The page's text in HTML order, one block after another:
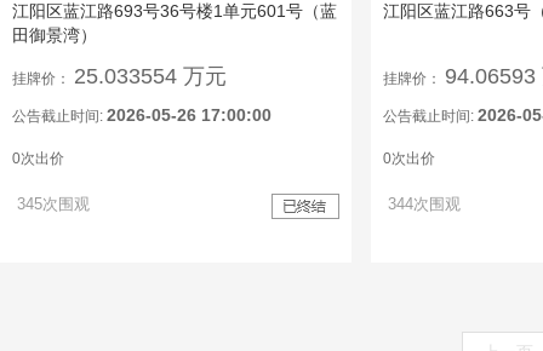
江阳区蓝江路693号36号楼1单元601号（蓝
田御景湾）
挂牌价： 25.033554 万元
公告截止时间: 2026-05-26 17:00:00
0次出价
345次围观
江阳区蓝江路663号
挂牌价： 94.06593
公告截止时间: 2026-
0次出价
344次围观